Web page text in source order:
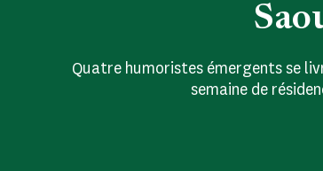
Quatre humoristes émergents se
semaine de